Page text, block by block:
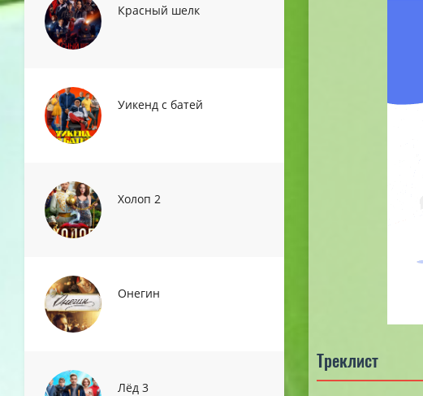
Красный шелк
Уикенд с батей
Холоп 2
Онегин
Лёд 3
Треклист